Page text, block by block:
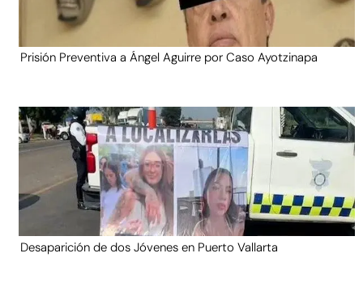
Prisión Preventiva a Ángel Aguirre por Caso Ayotzinapa
Desaparición de dos Jóvenes en Puerto Vallarta